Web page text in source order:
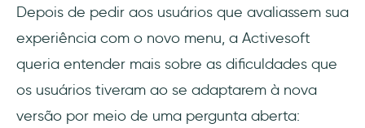
Depois de pedir aos usuários que avaliassem sua
experiência com o novo menu, a Activesoft
queria entender mais sobre as dificuldades que
os usuários tiveram ao se adaptarem à nova
versão por meio de uma pergunta aberta: